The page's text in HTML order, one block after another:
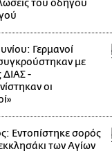
του οδηγού
Γερμανοί
με
ΔΙΑΣ -
οι
Εντοπίστηκε σορός
των Αγίων